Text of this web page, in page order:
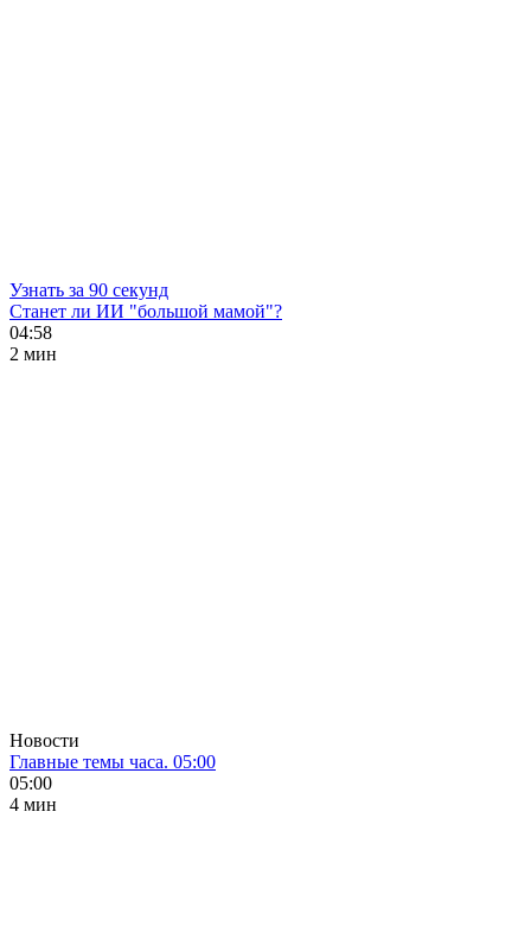
Узнать за 90 секунд
Станет ли ИИ "большой мамой"?
04:58
2 мин
Новости
Главные темы часа. 05:00
05:00
4 мин